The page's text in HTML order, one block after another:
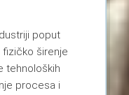
poput
širenje
tehnoloških
procesa i